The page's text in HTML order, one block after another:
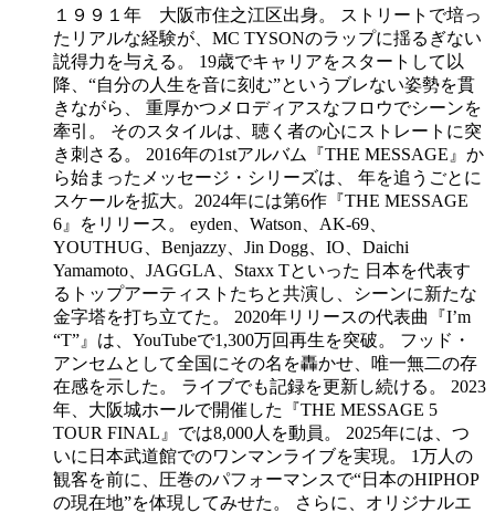
１９９１年 大阪市住之江区出身。 ストリートで培っ
たリアルな経験が、MC TYSONのラップに揺るぎない
説得力を与える。 19歳でキャリアをスタートして以
降、“自分の人生を音に刻む”というブレない姿勢を貫
きながら、 重厚かつメロディアスなフロウでシーンを
牽引。 そのスタイルは、聴く者の心にストレートに突
き刺さる。 2016年の1stアルバム『THE MESSAGE』か
ら始まったメッセージ・シリーズは、 年を追うごとに
スケールを拡大。2024年には第6作『THE MESSAGE
6』をリリース。 eyden、Watson、AK-69、
YOUTHUG、Benjazzy、Jin Dogg、IO、Daichi
Yamamoto、JAGGLA、Staxx Tといった 日本を代表す
るトップアーティストたちと共演し、シーンに新たな
金字塔を打ち立てた。 2020年リリースの代表曲『I’m
“T”』は、YouTubeで1,300万回再生を突破。 フッド・
アンセムとして全国にその名を轟かせ、唯一無二の存
在感を示した。 ライブでも記録を更新し続ける。 2023
年、大阪城ホールで開催した『THE MESSAGE 5
TOUR FINAL』では8,000人を動員。 2025年には、つ
いに日本武道館でのワンマンライブを実現。 1万人の
観客を前に、圧巻のパフォーマンスで“日本のHIPHOP
の現在地”を体現してみせた。 さらに、オリジナルエ